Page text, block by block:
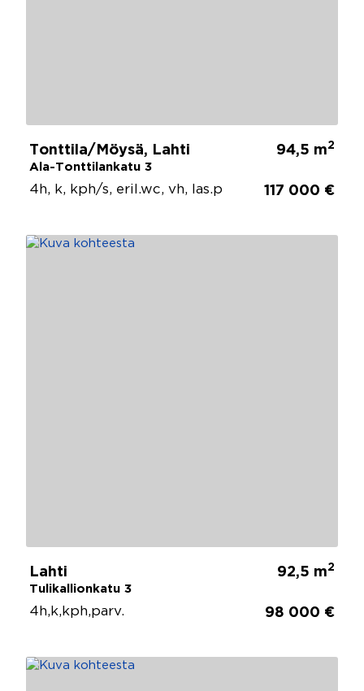
Tonttila/Möysä, Lahti
Ala-Tonttilankatu 3
94,5 m2
4h, k, kph/s, eril.wc, vh, las.p 117 000 €
Lahti
Tulikallionkatu 3
92,5 m2
4h,k,kph,parv. 98 000 €